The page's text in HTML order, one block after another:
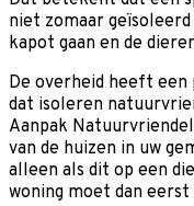
niet zomaar
kapot gaan en de
De overheid heeft
dat isoleren
Aanpak
van de huizen in uw
alleen als dit op een
woning moet dan